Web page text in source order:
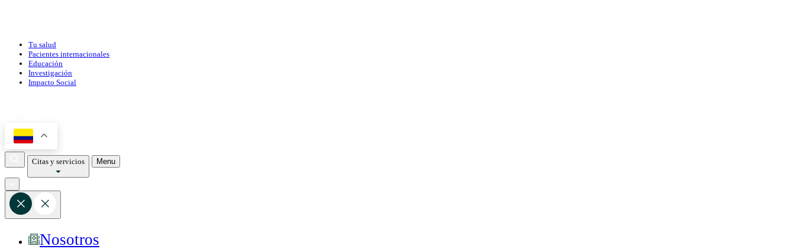
Tu salud
Pacientes internacionales
Educación
Investigación
Impacto Social
Citas y servicios Menu
Nosotros